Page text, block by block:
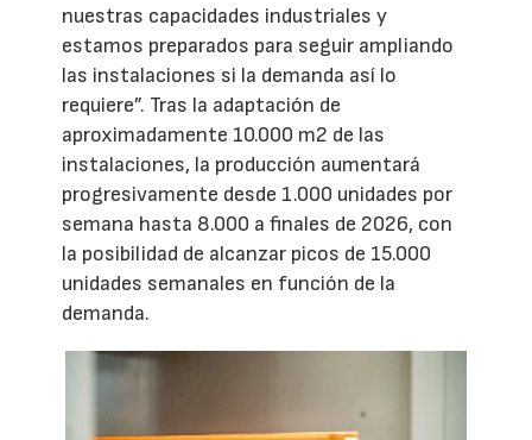
nuestras capacidades industriales y
estamos preparados para seguir ampliando
las instalaciones si la demanda así lo
requiere”. Tras la adaptación de
aproximadamente 10.000 m2 de las
instalaciones, la producción aumentará
progresivamente desde 1.000 unidades por
semana hasta 8.000 a finales de 2026, con
la posibilidad de alcanzar picos de 15.000
unidades semanales en función de la
demanda.